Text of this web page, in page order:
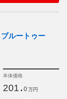
ルートゥー
本体価格
201. 0 万円